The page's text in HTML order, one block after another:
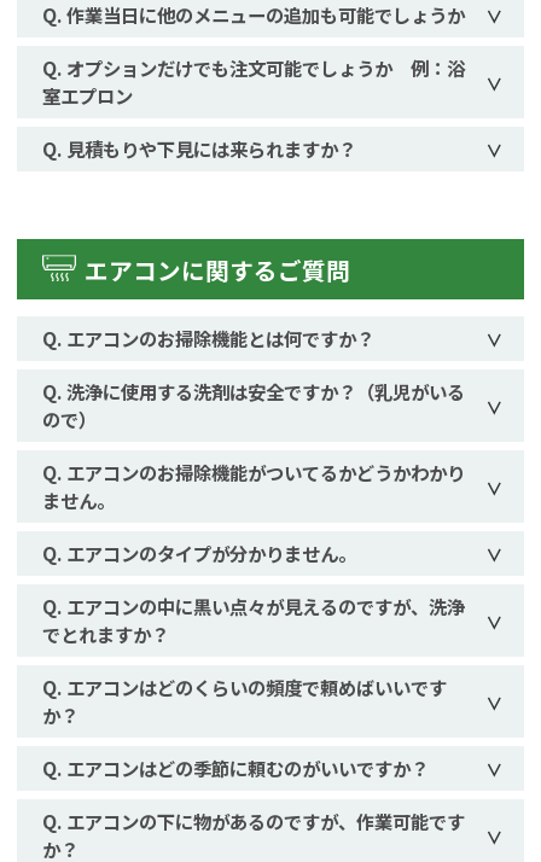
作業当日に他のメニューの追加も可能でしょうか
オプションだけでも注文可能でしょうか 例：浴
室エプロン
見積もりや下見には来られますか？
エアコンに関するご質問
エアコンのお掃除機能とは何ですか？
洗浄に使用する洗剤は安全ですか？（乳児がいる
ので）
エアコンのお掃除機能がついてるかどうかわかり
ません。
エアコンのタイプが分かりません。
エアコンの中に黒い点々が見えるのですが、洗浄
でとれますか？
エアコンはどのくらいの頻度で頼めばいいです
か？
エアコンはどの季節に頼むのがいいですか？
エアコンの下に物があるのですが、作業可能です
か？